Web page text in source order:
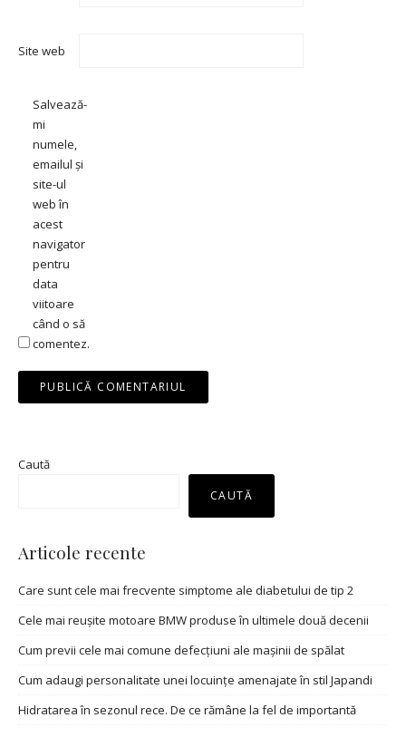
Site web
Salvează-
mi
numele,
emailul și
site-ul
web în
acest
navigator
pentru
data
viitoare
când o să
comentez.
Caută
CAUTĂ
Articole recente
Care sunt cele mai frecvente simptome ale diabetului de tip 2
Cele mai reușite motoare BMW produse în ultimele două decenii
Cum previi cele mai comune defecțiuni ale mașinii de spălat
Cum adaugi personalitate unei locuințe amenajate în stil Japandi
Hidratarea în sezonul rece. De ce rămâne la fel de importantă